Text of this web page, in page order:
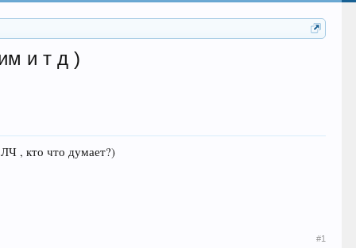
и т д )
, кто что думает?)
#1